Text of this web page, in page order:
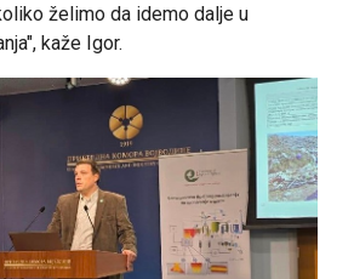
želimo da idemo dalje u
kaže Igor.